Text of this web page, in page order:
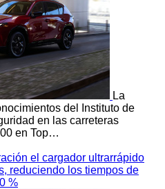
La
del Instituto de
en las carreteras
en Top…
el cargador ultrarrápido
reduciendo los tiempos de
%